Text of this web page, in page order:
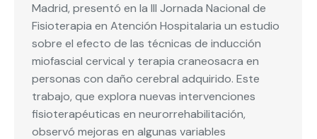
Madrid, presentó en la III Jornada Nacional de
Fisioterapia en Atención Hospitalaria un estudio
sobre el efecto de las técnicas de inducción
miofascial cervical y terapia craneosacra en
personas con daño cerebral adquirido. Este
trabajo, que explora nuevas intervenciones
fisioterapéuticas en neurorrehabilitación,
observó mejoras en algunas variables